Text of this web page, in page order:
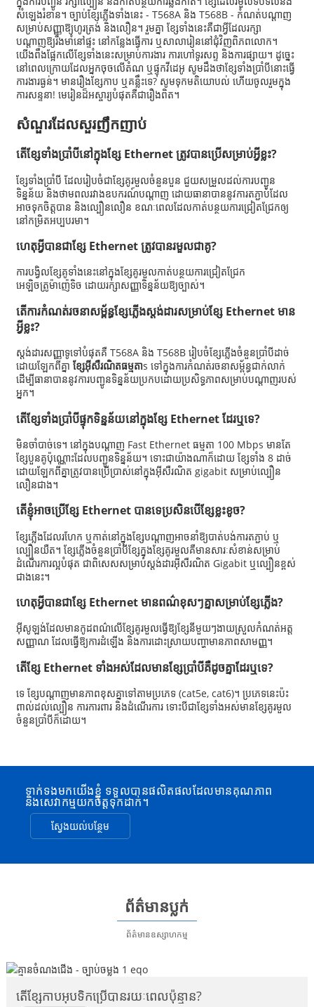
សំឡេងរំខាន។ ច្បាប់ខ្សែភ្លើងទាំងនេះ - T568A និង T568B - កំណត់បណ្តាញ
សម្រាប់សញ្ញាឱ្យហូរត្រង់ និងលឿន។ រួមគ្នា ខ្សែទាំងនេះគឺជាអ្វីដែលរក្សា
បណ្តាញឱ្យរឹងមាំនៅផ្ទះ នៅកន្លែងធ្វើការ ឬសាលារៀននៅជុំវិញពិភពលោក។
យើងពឹងផ្អែកលើខ្សែទាំងនេះសម្រាប់ការងារ ការហៅទូរសព្ទ និងការផ្សាយ។ ដូច្នេះ
នៅពេលក្រោយដែលអ្នកចុចលើតំណ ឬផ្ទុកវីដេអូ សូមដឹងថាខ្សែទាំងប្រាំបីនោះធ្វើ
ការងារធ្ងន់។ មានរឿងខ្សែកាប ឬគន្លឹះទេ? សូមទុកមតិយោបល់ ហើយចូលរួមក្នុង
ការសន្ទនា! មេរៀនដ៏អស្ចារ្យបំផុតគឺជារឿងពិត។
សំណួរដែលសួរញឹកញាប់
តើខ្សែទាំងប្រាំបីនៅក្នុងខ្សែ Ethernet ត្រូវបានប្រើសម្រាប់អ្វីខ្លះ?
ខ្សែ​ទាំង​ប្រាំបី ដែល​រៀបចំ​ជា​ខ្សែ​គូ​រមួល​ចំនួន​បួន ជួយ​សម្រួល​ដល់​ការ​បញ្ជូន​
ទិន្នន័យ និង​ថាមពល​រវាង​ឧបករណ៍​បណ្តាញ ដោយ​ធានា​បាន​នូវ​ការ​តភ្ជាប់​ដែល​
អាច​ទុកចិត្ត​បាន និង​ល្បឿន​លឿន ខណៈ​ពេល​ដែល​កាត់​បន្ថយ​ការ​ជ្រៀតជ្រែក​ឲ្យ​
នៅ​កម្រិត​អប្បបរមា។
ហេតុអ្វីបានជាខ្សែ Ethernet ត្រូវបានរមួលជាគូ?
ការបង្វិលខ្សែគូទាំងនេះនៅក្នុងខ្សែគូរមួលកាត់បន្ថយការជ្រៀតជ្រែក
អេឡិចត្រូម៉ាញ៉េទិច ដោយរក្សាសញ្ញាទិន្នន័យឱ្យច្បាស់។
តើ​ការកំណត់​រចនាសម្ព័ន្ធ​ខ្សែភ្លើង​ស្តង់ដារ​សម្រាប់​ខ្សែ Ethernet មាន​
អ្វីខ្លះ?
ស្តង់ដារសញ្ញាទូទៅបំផុតគឺ T568A និង T568B រៀបចំខ្សែភ្លើងចំនួនប្រាំបីដាច់
ដោយឡែកពីគ្នា ខ្សែអ៊ីសឺរណិតធម្មតាs ទៅក្នុងការកំណត់រចនាសម្ព័ន្ធជាក់លាក់
ដើម្បីធានាបាននូវការបញ្ជូនទិន្នន័យប្រកបដោយប្រសិទ្ធភាពសម្រាប់បណ្តាញរបស់
អ្នក។
តើខ្សែទាំងប្រាំបីផ្ទុកទិន្នន័យនៅក្នុងខ្សែ Ethernet ដែរឬទេ?
មិនចាំបាច់ទេ។ នៅក្នុងបណ្តាញ Fast Ethernet ធម្មតា 100 Mbps មានតែ
ខ្សែបួនគូប៉ុណ្ណោះដែលបញ្ជូនទិន្នន័យ។ ទោះជាយ៉ាងណាក៏ដោយ ខ្សែទាំង 8 ដាច់
ដោយឡែកពីគ្នាត្រូវបានប្រើប្រាស់នៅក្នុងអ៊ីសឺរណិត gigabit សម្រាប់ល្បឿន
លឿនជាង។
តើខ្ញុំអាចប្រើខ្សែ Ethernet បានទេប្រសិនបើខ្សែខ្លះខូច?
ខ្សែភ្លើងដែលរហែក ឬកាត់នៅក្នុងខ្សែបណ្តាញអាចនាំឱ្យបាត់បង់ការតភ្ជាប់ ឬ
ល្បឿនយឺត។ ខ្សែភ្លើងចំនួនប្រាំបីខ្សែក្នុងខ្សែគូរមួលគឺមានសារៈសំខាន់សម្រាប់
ដំណើរការល្អបំផុត ជាពិសេសសម្រាប់ស្តង់ដារអ៊ីសឺរណិត Gigabit ឬល្បឿនខ្ពស់
ជាងនេះ។
ហេតុអ្វីបានជាខ្សែ Ethernet មានពណ៌ខុសៗគ្នាសម្រាប់ខ្សែភ្លើង?
អ៊ីសូឡង់ដែលមានកូដពណ៌លើខ្សែគូរមួលធ្វើឱ្យខ្សែនីមួយៗងាយស្រួលកំណត់អត្ត
សញ្ញាណ ដែលធ្វើឱ្យការដំឡើង និងការដោះស្រាយបញ្ហាមានភាពសាមញ្ញ។
តើខ្សែ Ethernet ទាំងអស់ដែលមានខ្សែប្រាំបីគឺដូចគ្នាដែរឬទេ?
ទេ ខ្សែបណ្តាញមានភាពខុសគ្នាទៅតាមប្រភេទ (cat5e, cat6)។ ប្រភេទនេះប៉ះ
ពាល់ដល់ល្បឿន ការការពារ និងដំណើរការ ទោះបីជាខ្សែទាំងអស់មានខ្សែគូរមួល
ចំនួនប្រាំបីក៏ដោយ។
ទាក់ទងមកយើងខ្ញុំ ទទួលបានផលិតផលដែលមានគុណភាព
និងសេវាកម្មយកចិត្តទុកដាក់។
ស្វែងយល់បន្ថែម
ព័ត៌មានប្លក់
ព័ត៌មានឧស្សាហកម្ម
តើខ្សែកាបអុបទិកប្រើបានរយៈពេលប៉ុន្មាន?